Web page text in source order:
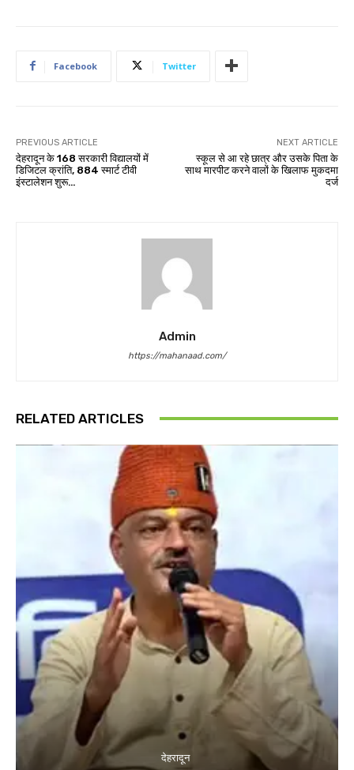
Facebook Twitter
PREVIOUS ARTICLE
देहरादून के 168 सरकारी विद्यालयों में
डिजिटल क्रांति, 884 स्मार्ट टीवी
इंस्टालेशन शुरू…
NEXT ARTICLE
स्कूल से आ रहे छात्र और उसके पिता के
साथ मारपीट करने वालों के खिलाफ मुकदमा
दर्ज
Admin
https://mahanaad.com/
RELATED ARTICLES
देहरादून